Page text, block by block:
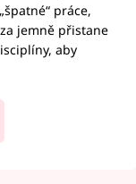
práce,
jemně přistane
aby